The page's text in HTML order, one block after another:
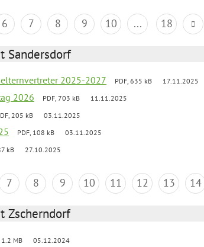
6 7 8 9 10 ... 18
Sandersdorf
2025-2027 PDF, 635 kB 17.11.2025
2026 PDF, 703 kB 11.11.2025
205 kB 03.11.2025
PDF, 108 kB 03.11.2025
kB 27.10.2025
7 8 9 10 11 12 13 14
Zscherndorf
1.2 MB 05.12.2024